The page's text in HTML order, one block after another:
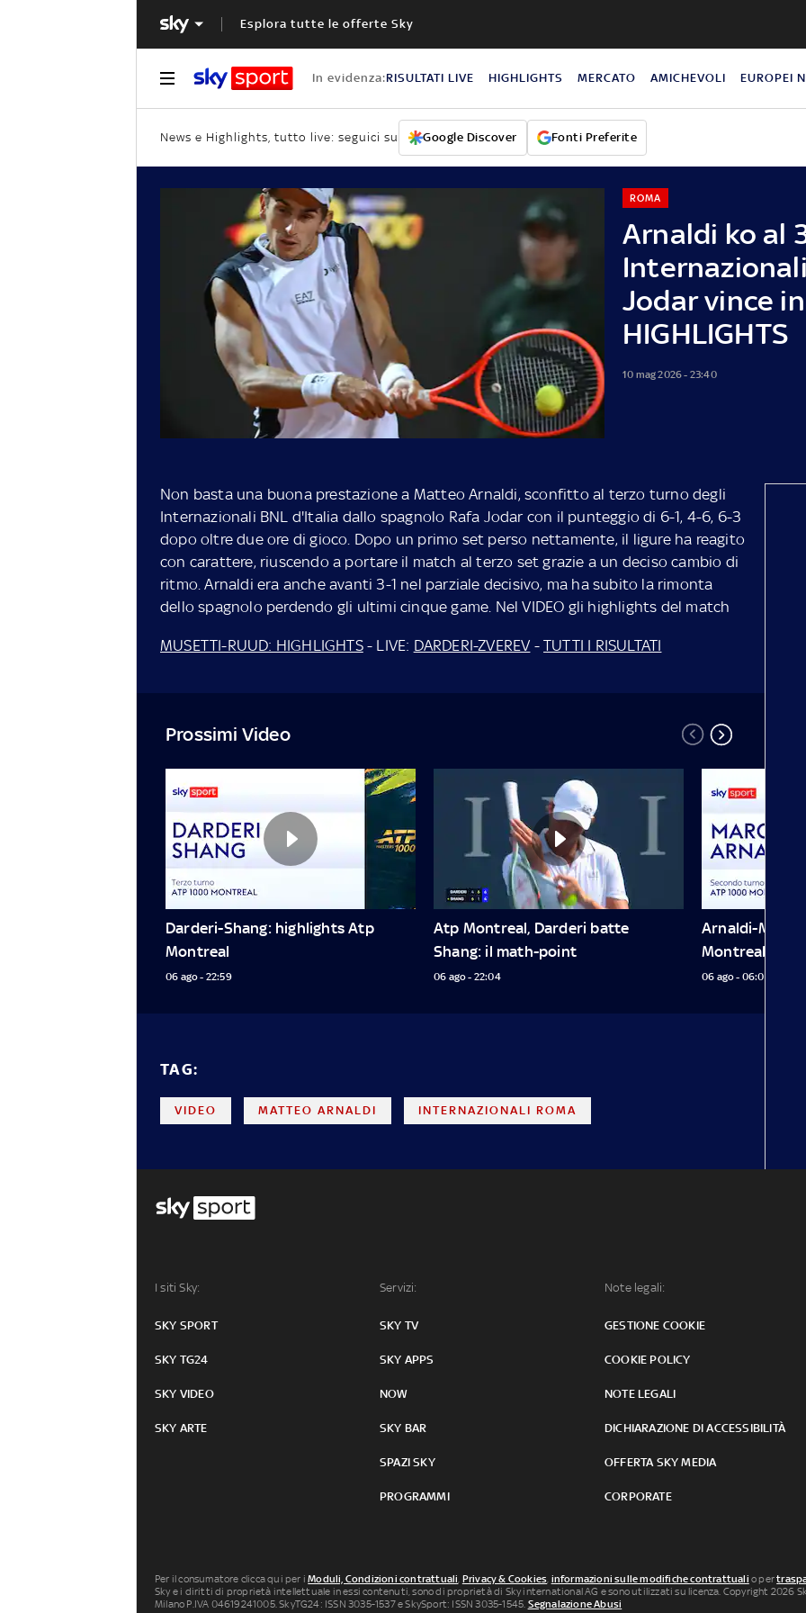
Esplora tutte le offerte Sky
In evidenza:RISULTATI LIVE HIGHLIGHTS MERCATO AMICHEVOLI EUROPEI
News e Highlights, tutto live: seguici su Google Discover Fonti Preferite
Arnaldi ko al
Jodar vince
HIGHLIGHTS
ROMA
10 mag 2026 - 23:40
Non basta una buona prestazione a Matteo Arnaldi, sconfitto al terzo turno degli
Internazionali BNL d'Italia dallo spagnolo Rafa Jodar con il punteggio di 6-1, 4-6, 6-3
dopo oltre due ore di gioco. Dopo un primo set perso nettamente, il ligure ha reagito
con carattere, riuscendo a portare il match al terzo set grazie a un deciso cambio di
ritmo. Arnaldi era anche avanti 3-1 nel parziale decisivo, ma ha subito la rimonta
dello spagnolo perdendo gli ultimi cinque game. Nel VIDEO gli highlights del match
MUSETTI-RUUD: HIGHLIGHTS- LIVE: DARDERI-ZVEREV -TUTTI I RISULTATI
Prossimi Video
Darderi-Shang: highlights Atp
Montreal
06 ago - 22:59
Atp Montreal, Darderi batte
Shang: il math-point
06 ago - 22:04
Arnaldi-
Montreal
06 ago - 06:09
TAG:
VIDEO MATTEO ARNALDI INTERNAZIONALI ROMA
I siti Sky:
SKY SPORT
SKY TG24
SKY VIDEO
SKY ARTE
Servizi:
SKY TV
SKY APPS
NOW
SKY BAR
SPAZI SKY
PROGRAMMI
Note legali:
GESTIONE COOKIE
COOKIE POLICY
NOTE LEGALI
DICHIARAZIONE DI ACCESSIBILITÀ
OFFERTA SKY MEDIA
CORPORATE
Per il consumatore clicca qui per iModuli, Condizioni contrattuali, Privacy & Cookies, informazioni sulle modifiche contrattuali o per
Sky e i diritti di proprietà intellettuale in essi contenuti, sono di proprietà di Sky international AG e sono utilizzati su licenza. Copyright 2026
Milano P.IVA 04619241005. SkyTG24: ISSN 3035-1537 e SkySport: ISSN 3035-1545. Segnalazione Abusi